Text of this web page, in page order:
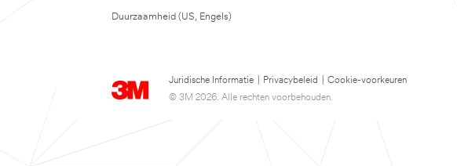
Duurzaamheid (US, Engels)
Juridische Informatie Privacybeleid
Cookie-voorkeuren
© 3M 2026. Alle rechten voorbehouden.